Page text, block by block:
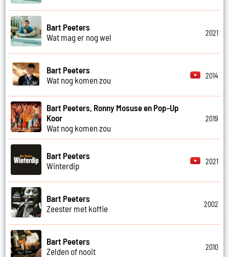
Bart Peeters
Wat mag er nog wel
2021
Bart Peeters
Wat nog komen zou
2014
Bart Peeters, Ronny Mosuse en Pop-Up
Koor
Wat nog komen zou
2019
Bart Peeters
Winterdip
2021
Bart Peeters
Zeester met koffie
2002
Bart Peeters
Zelden of nooit
2010